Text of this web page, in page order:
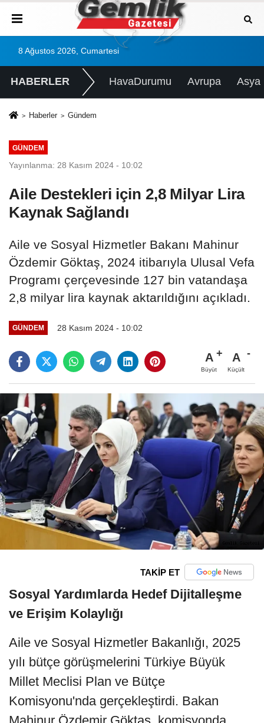
8 Ağustos 2026, Cumartesi
HABERLER HavaDurumu Avrupa Asya
Haberler Gündem
GÜNDEM
Yayınlanma: 28 Kasım 2024 - 10:02
Aile Destekleri için 2,8 Milyar Lira
Kaynak Sağlandı
Aile ve Sosyal Hizmetler Bakanı Mahinur
Özdemir Göktaş, 2024 itibarıyla Ulusal Vefa
Programı çerçevesinde 127 bin vatandaşa
2,8 milyar lira kaynak aktarıldığını açıkladı.
GÜNDEM 28 Kasım 2024 - 10:02
A
Büyüt
A
Küçült
TAKİP ET
Sosyal Yardımlarda Hedef Dijitalleşme
ve Erişim Kolaylığı
Aile ve Sosyal Hizmetler Bakanlığı, 2025
yılı bütçe görüşmelerini Türkiye Büyük
Millet Meclisi Plan ve Bütçe
Komisyonu'nda gerçekleştirdi. Bakan